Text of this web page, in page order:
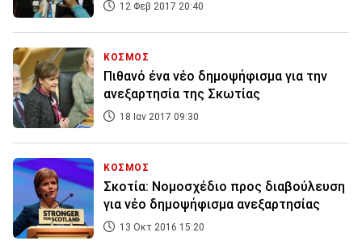
12 Φεβ 2017 20:40
ΚΟΣΜΟΣ
Πιθανό ένα νέο δημοψήφισμα για την
ανεξαρτησία της Σκωτίας
18 Ιαν 2017 09:30
ΚΟΣΜΟΣ
Σκοτία: Νομοσχέδιο προς διαβούλευση
για νέο δημοψήφισμα ανεξαρτησίας
13 Οκτ 2016 15:20